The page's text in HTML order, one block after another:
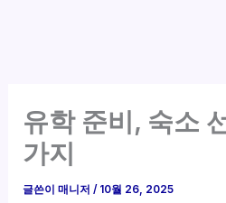
유학 준비, 숙소
가지
글쓴이매니저/ 10월 26, 2025